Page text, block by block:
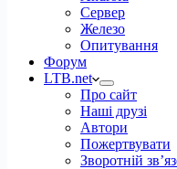
Сервер
Железо
Опитування
Форум
LTB.net
Про сайт
Наші друзі
Автори
Пожертвувати
Зворотній